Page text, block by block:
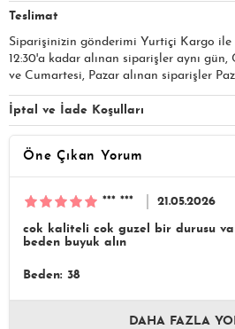
Teslimat
Siparişinizin gönderimi Yurtiçi Kargo ile
12:30'a kadar alınan siparişler aynı gün,
ve Cumartesi, Pazar alınan siparişler
İptal ve İade Koşulları
Öne Çıkan Yorum
*** *** 21.05.2026
cok kaliteli cok guzel bir durusu
beden buyuk alın
Beden: 38
DAHA FAZLA